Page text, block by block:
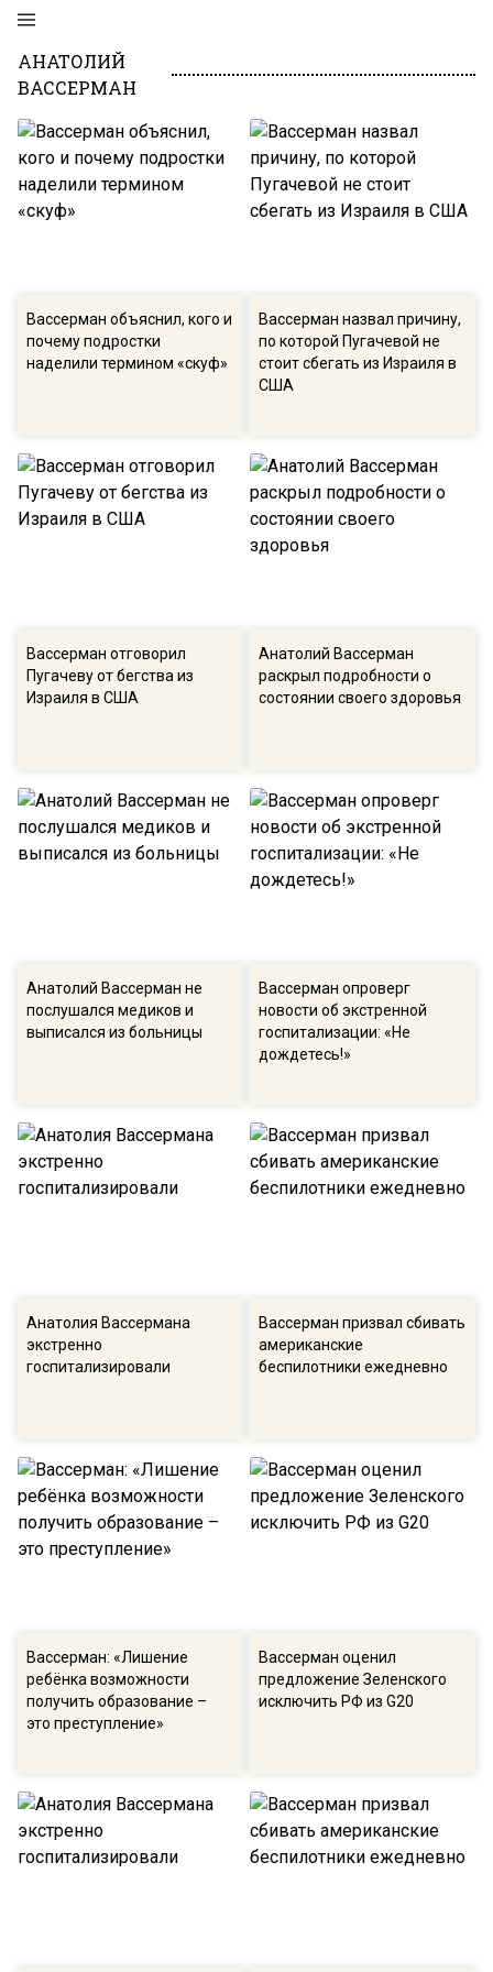
АНАТОЛИЙ
ВАССЕРМАН
Вассерман объяснил, кого и
почему подростки
наделили термином «скуф»
Вассерман назвал причину,
по которой Пугачевой не
стоит сбегать из Израиля в
США
Вассерман отговорил
Пугачеву от бегства из
Израиля в США
Анатолий Вассерман
раскрыл подробности о
состоянии своего здоровья
Анатолий Вассерман не
послушался медиков и
выписался из больницы
Вассерман опроверг
новости об экстренной
госпитализации: «Не
дождетесь!»
Анатолия Вассермана
экстренно
госпитализировали
Вассерман призвал сбивать
американские
беспилотники ежедневно
Вассерман: «Лишение
ребёнка возможности
получить образование –
это преступление»
Вассерман оценил
предложение Зеленского
исключить РФ из G20